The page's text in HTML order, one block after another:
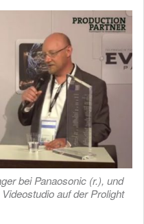
bei Panaosonic (r.), und
auf der Prolight